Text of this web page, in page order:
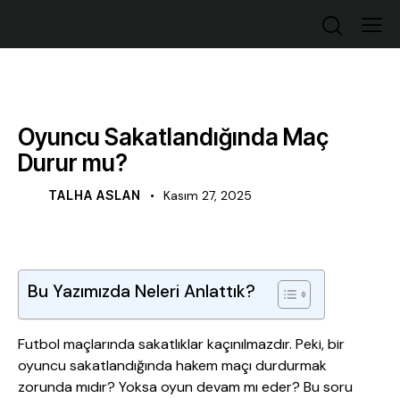
Oyuncu Sakatlandığında Maç
Durur mu?
TALHA ASLAN Kasım 27, 2025
Bu Yazımızda Neleri Anlattık?
Futbol maçlarında sakatlıklar kaçınılmazdır. Peki, bir
oyuncu sakatlandığında hakem maçı durdurmak
zorunda mıdır? Yoksa oyun devam mı eder? Bu soru